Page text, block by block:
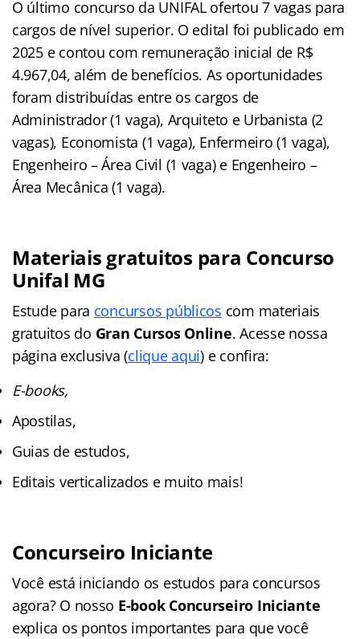
O último concurso da UNIFAL ofertou 7 vagas para
cargos de nível superior. O edital foi publicado em
2025 e contou com remuneração inicial de R$
4.967,04, além de benefícios. As oportunidades
foram distribuídas entre os cargos de
Administrador (1 vaga), Arquiteto e Urbanista (2
vagas), Economista (1 vaga), Enfermeiro (1 vaga),
Engenheiro – Área Civil (1 vaga) e Engenheiro –
Área Mecânica (1 vaga).
Materiais gratuitos para Concurso
Unifal MG
Estude para concursos públicos com materiais
gratuitos do Gran Cursos Online. Acesse nossa
página exclusiva (clique aqui) e confira:
E-books,
Apostilas,
Guias de estudos,
Editais verticalizados e muito mais!
Concurseiro Iniciante
Você está iniciando os estudos para concursos
agora? O nosso E-book Concurseiro Iniciante
explica os pontos importantes para que você